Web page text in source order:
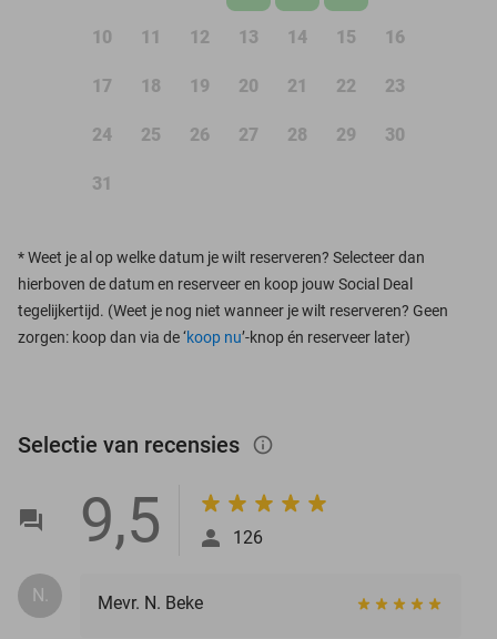
10 11 12 13 14 15 16
17 18 19 20 21 22 23
24 25 26 27 28 29 30
31
*Weet je al op welke datum je wilt reserveren? Selecteer dan
hierboven de datum en reserveer en koop jouw Social Deal
tegelijkertijd. (Weet je nog niet wanneer je wilt reserveren? Geen
zorgen: koop dan via de ‘koop nu’-knop én reserveer later)
Selectie van recensies info_outlined
9,5 126
N. Mevr. N. Beke